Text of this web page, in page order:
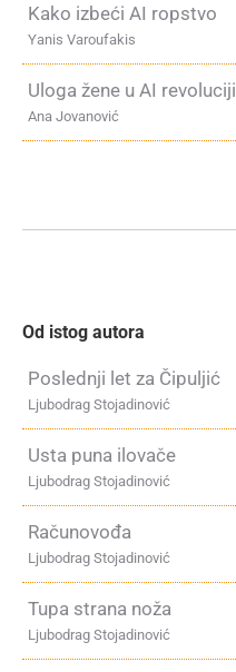
Kako izbeći AI ropstvo
Yanis Varoufakis
Uloga žene u AI revoluciji
Ana Jovanović
Od istog autora
Poslednji let za Čipuljić
Ljubodrag Stojadinović
Usta puna ilovače
Ljubodrag Stojadinović
Računovođa
Ljubodrag Stojadinović
Tupa strana noža
Ljubodrag Stojadinović